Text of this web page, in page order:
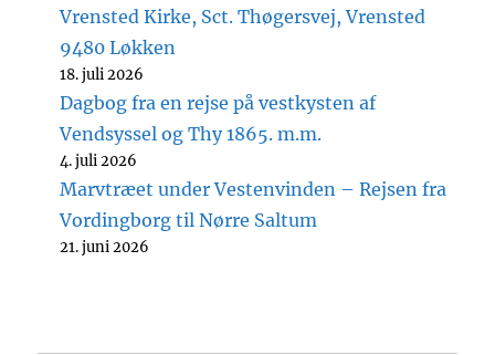
Vrensted Kirke, Sct. Thøgersvej, Vrensted
9480 Løkken
18. juli 2026
Dagbog fra en rejse på vestkysten af
Vendsyssel og Thy 1865. m.m.
4. juli 2026
Marvtræet under Vestenvinden – Rejsen fra
Vordingborg til Nørre Saltum
21. juni 2026